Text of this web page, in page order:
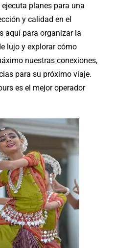
planes para una
y calidad en el
aquí paraorganizarla
lujo yexplorarcómo
nuestras conexiones,
para su próximo viaje.
es el mejor operador